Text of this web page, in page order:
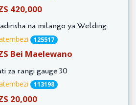
420,000
na milango ya Welding
125517
Bei Maelewano
za rangi gauge 30
113198
20,000